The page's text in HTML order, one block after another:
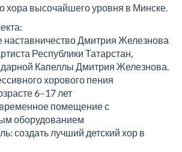
хора высочайшего уровня в Минске.
наставничество Дмитрия Железнова
Республики Татарстан,
Капеллы Дмитрия Железнова.
хорового пения
6–17 лет
помещение с
оборудованием
создать лучший детский хор в